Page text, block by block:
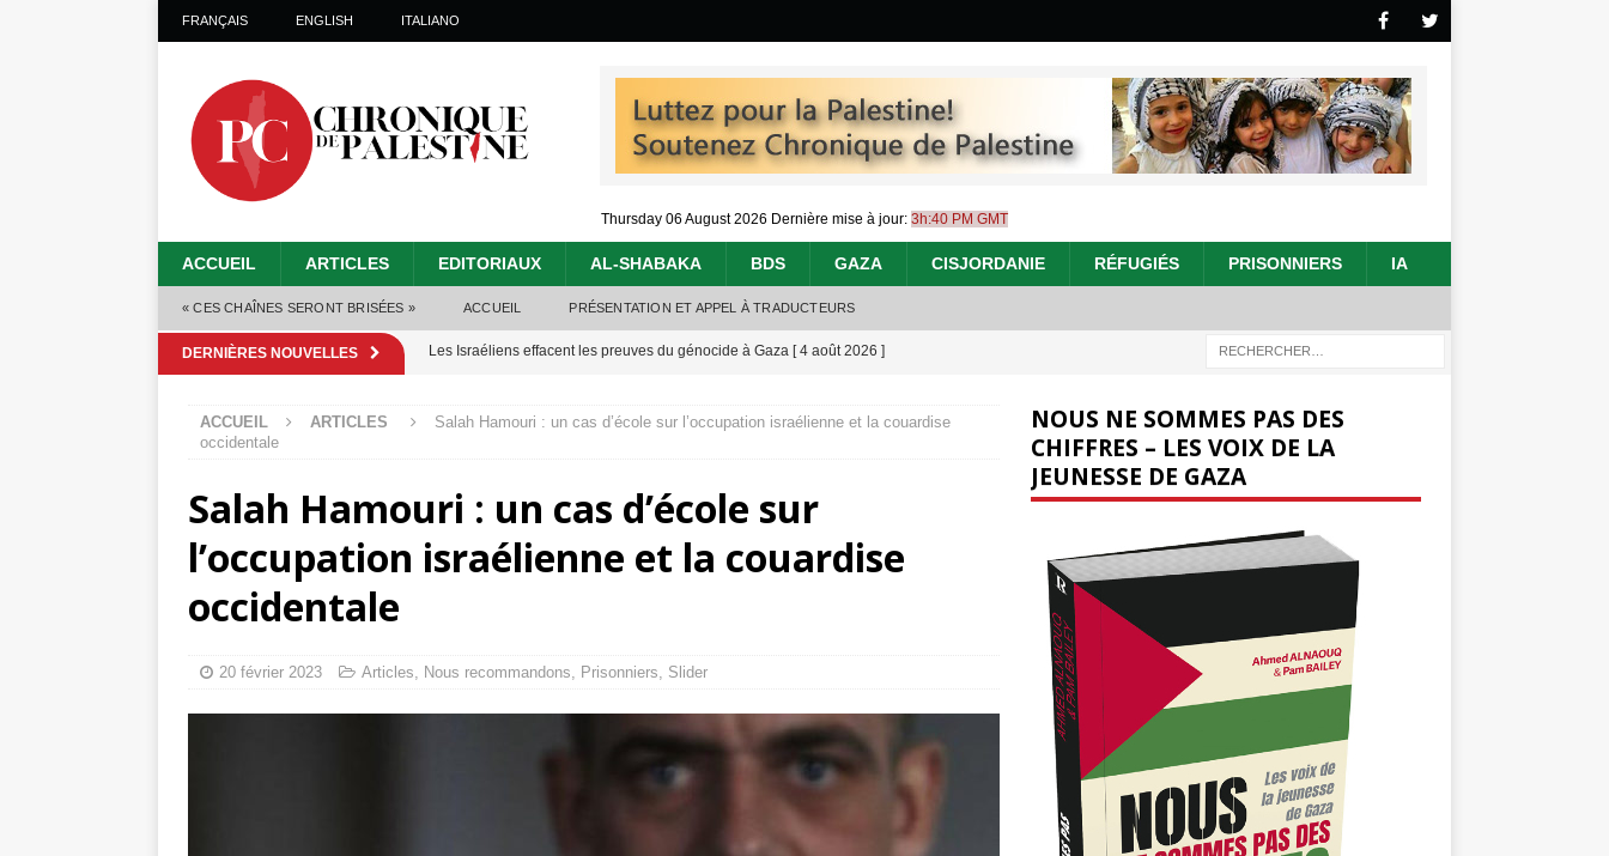
FRANÇAIS ENGLISH ITALIANO
Thursday 06 August 2026 Dernière mise à jour: 3h:40 PM GMT
ACCUEIL ARTICLES EDITORIAUX AL-SHABAKA BDS GAZA CISJORDANIE RÉFUGIÉS PRISONNIERS IA
« CES CHAÎNES SERONT BRISÉES » ACCUEIL PRÉSENTATION ET APPEL À TRADUCTEURS
DERNIÈRES NOUVELLES Les Israéliens effacent les preuves du génocide à Gaza [ 4 août 2026 ]
tueries [ 4 août 2026 ]
toxiques [ 3 août 2026 ]
Comment un apiculteur tente de sauver ses abeilles à Gaza[ 2 août 2026 ]
ACCUEIL ARTICLES
Salah Hamouri : un cas d’école sur l’occupation israélienne et la couardise
occidentale
Salah Hamouri : un cas d’école sur
l’occupation israélienne et la couardise
occidentale
20 février 2023 Articles, Nous recommandons, Prisonniers, Slider
NOUS NE SOMMES PAS DES
CHIFFRES – LES VOIX DE LA
JEUNESSE DE GAZA